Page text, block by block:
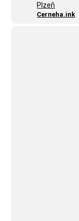
Plzeň
Cerneha.ink